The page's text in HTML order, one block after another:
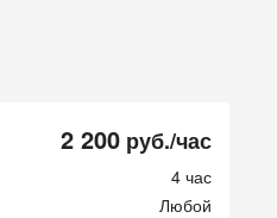
2 200 руб./час
4 час
Любой